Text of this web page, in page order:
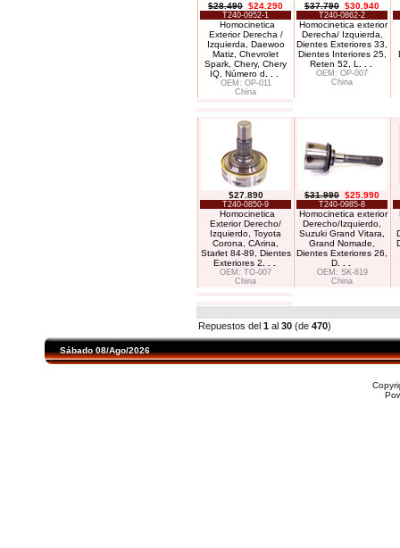
$28.490 $24.290
T240-0952-1
Homocinetica
Exterior Derecha /
Izquierda, Daewoo
Matiz, Chevrolet
Spark, Chery, Chery
IQ, Número d
OEM: OP-011
China
$37.790 $30.940
T240-0862-2
Homocinetica exterior
Derecha/ Izquierda,
Dientes Exteriores 33,
Dientes Interiores 25,
Reten 52, L
OEM: OP-007
China
$27.890
T240-0850-9
Homocinetica
Exterior Derecho/
Izquierdo, Toyota
Corona, CArina,
Starlet 84-89, Dientes
Exteriores 2
OEM: TO-007
China
$31.990 $25.990
T240-0985-8
Homocinetica exterior
Derecho/Izquierdo,
Suzuki Grand Vitara,
Grand Nomade,
Dientes Exteriores 26,
D. . .
OEM: SK-819
China
Repuestos del 1 al 30 (de 470)
Sábado 08/Ago/2026